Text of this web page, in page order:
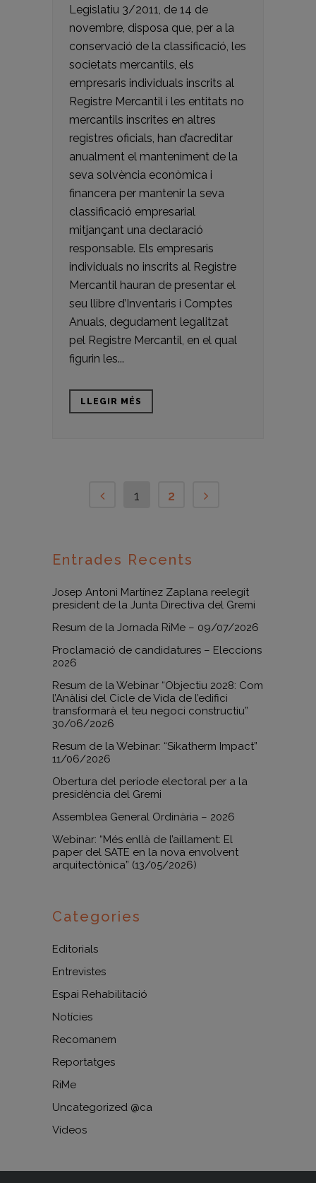
Legislatiu 3/2011, de 14 de
novembre, disposa que, per a la
conservació de la classificació, les
societats mercantils, els
empresaris individuals inscrits al
Registre Mercantil i les entitats no
mercantils inscrites en altres
registres oficials, han d’acreditar
anualment el manteniment de la
seva solvència econòmica i
financera per mantenir la seva
classificació empresarial
mitjançant una declaració
responsable. Els empresaris
individuals no inscrits al Registre
Mercantil hauran de presentar el
seu llibre d’Inventaris i Comptes
Anuals, degudament legalitzat
pel Registre Mercantil, en el qual
figurin les...
LLEGIR MÉS
1 2
Entrades Recents
Josep Antoni Martínez Zaplana reelegit
president de la Junta Directiva del Gremi
Resum de la Jornada RiMe – 09/07/2026
Proclamació de candidatures – Eleccions
2026
Resum de la Webinar “Objectiu 2028: Com
l’Anàlisi del Cicle de Vida de l’edifici
transformarà el teu negoci constructiu”
30/06/2026
Resum de la Webinar: “Sikatherm Impact”
11/06/2026
Obertura del període electoral per a la
presidència del Gremi
Assemblea General Ordinària – 2026
Webinar: “Més enllà de l’aillament: El
paper del SATE en la nova envolvent
arquitectònica” (13/05/2026)
Categories
Editorials
Entrevistes
Espai Rehabilitació
Notícies
Recomanem
Reportatges
RiMe
Uncategorized @ca
Vídeos